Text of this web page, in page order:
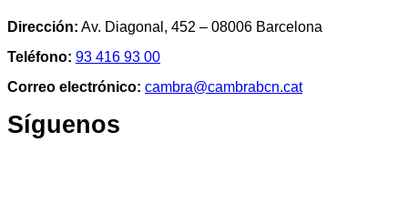
Dirección: Av. Diagonal, 452 – 08006 Barcelona
Teléfono: 93 416 93 00
Correo electrónico: cambra@cambrabcn.cat
Síguenos